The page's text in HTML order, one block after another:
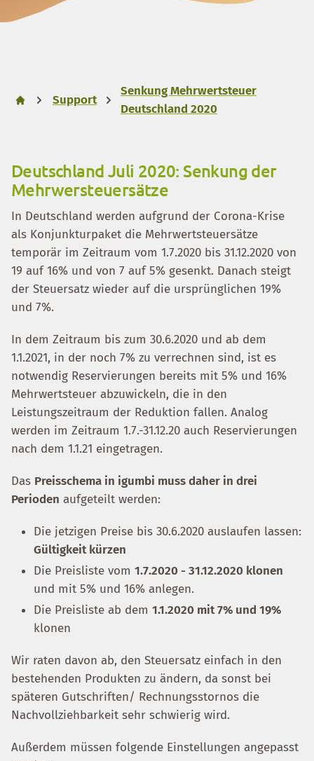
Support
Senkung Mehrwertsteuer
Deutschland 2020
Deutschland Juli 2020: Senkung der
Mehrwersteuersätze
In Deutschland werden aufgrund der Corona-Krise
als Konjunkturpaket die Mehrwertsteuersätze
temporär im Zeitraum vom 1.7.2020 bis 31.12.2020 von
19 auf 16% und von 7 auf 5% gesenkt. Danach steigt
der Steuersatz wieder auf die ursprünglichen 19%
und 7%.
In dem Zeitraum bis zum 30.6.2020 und ab dem
1.1.2021, in der noch 7% zu verrechnen sind, ist es
notwendig Reservierungen bereits mit 5% und 16%
Mehrwertsteuer abzuwickeln, die in den
Leistungszeitraum der Reduktion fallen. Analog
werden im Zeitraum 1.7.-31.12.20 auch Reservierungen
nach dem 1.1.21 eingetragen.
Das Preisschema in igumbi muss daher in drei
Perioden aufgeteilt werden:
Die jetzigen Preise bis 30.6.2020 auslaufen lassen:
Gültigkeit kürzen
Die Preisliste vom 1.7.2020 - 31.12.2020 klonen
und mit 5% und 16% anlegen.
Die Preisliste ab dem 1.1.2020 mit 7% und 19%
klonen
Wir raten davon ab, den Steuersatz einfach in den
bestehenden Produkten zu ändern, da sonst bei
späteren Gutschriften/ Rechnungsstornos die
Nachvollziehbarkeit sehr schwierig wird.
Außerdem müssen folgende Einstellungen angepasst